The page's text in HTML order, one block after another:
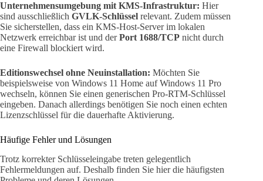
Unternehmensumgebung mit KMS-Infrastruktur: Hier
sind ausschließlich GVLK-Schlüssel relevant. Zudem müssen
Sie sicherstellen, dass ein KMS-Host-Server im lokalen
Netzwerk erreichbar ist und derPort 1688/TCP nicht durch
eine Firewall blockiert wird.
Editionswechsel ohne Neuinstallation: Möchten Sie
beispielsweise von Windows 11 Home auf Windows 11 Pro
wechseln, können Sie einen generischen Pro-RTM-Schlüssel
eingeben. Danach allerdings benötigen Sie noch einen echten
Lizenzschlüssel für die dauerhafte Aktivierung.
Häufige Fehler und Lösungen
Trotz korrekter Schlüsseleingabe treten gelegentlich
Fehlermeldungen auf. Deshalb finden Sie hier die häufigsten